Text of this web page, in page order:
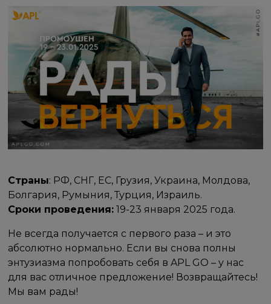
Страны: РФ, СНГ, ЕС, Грузия, Украина, Молдова,
Болгария, Румыния, Турция, Израиль.
Сроки проведения: 19-23 января 2025 года.
Не всегда получается с первого раза – и это
абсолютно нормально. Если вы снова полны
энтузиазма попробовать себя в APL GO – у нас
для вас отличное предложение! Возвращайтесь!
Мы вам рады!